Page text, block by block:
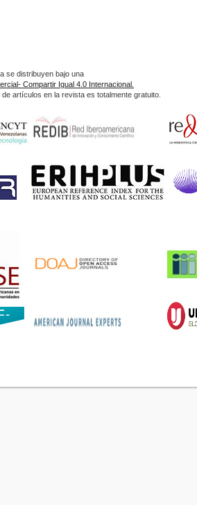
se distribuyen bajo una
Compartir Igual 4.0 Internacional.
artículos en la revista es totalmente gratuito.